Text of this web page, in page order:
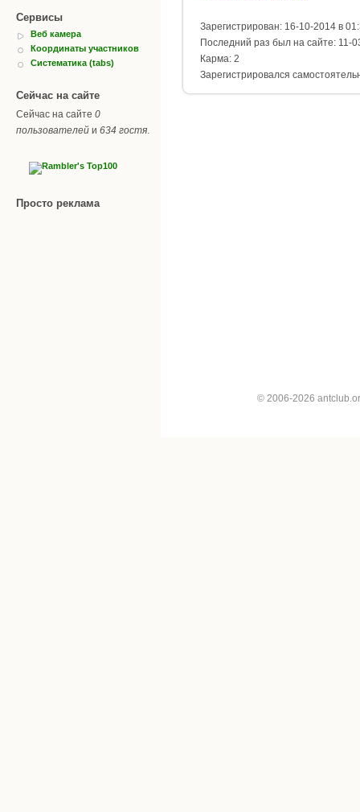
Сервисы
Веб камера
Координаты участников
Систематика (tabs)
Сейчас на сайте
Сейчас на сайте 0
пользователей и 634 гостя.
Просто реклама
Зарегистрирован: 16-10-2014 в
Последний раз был на сайте: 11-
Карма: 2
Зарегистрировался
© 2006-2026